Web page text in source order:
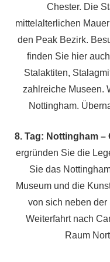
Chester. Die
mittelalterlichen
den Peak Bezirk.
finden Sie hier
Stalaktiten,
zahlreiche Museen.
Nottingham.
8. Tag: Nottingham –
ergründen Sie die
Sie das
Museum und die
von sich neben
Weiterfahrt nach
Raum